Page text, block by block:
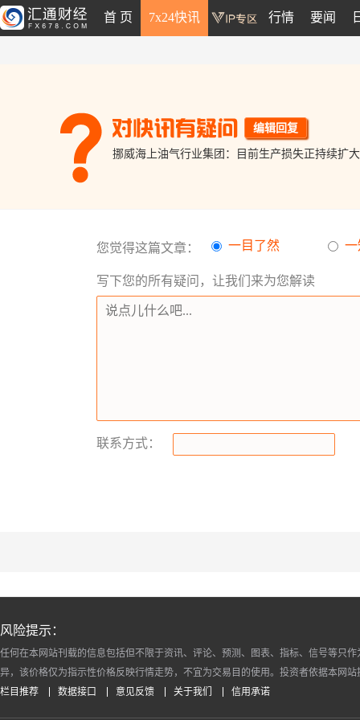
首 页 7x24快讯 行情 要闻
挪威海上油气行业集团：目前生产损失正持续扩
编辑回复
您觉得这篇文章： 一目了然 一
写下您的所有疑问，让我们来为您解读
联系方式：
风险提示：
任何在本网站刊载的信息包括但不限于资讯、评论、预测、图表、指标、信号等只
异，该价格仅为指示性价格反映行情走势，不宜为交易目的使用。投资者依据本网
栏目推荐
数据接口 意见反馈 关于我们 信用承诺